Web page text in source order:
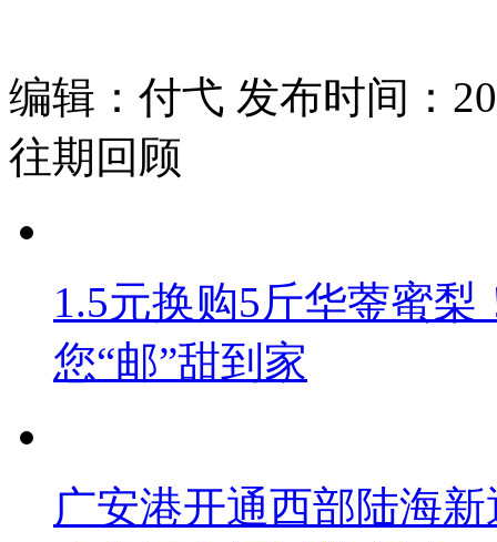
编辑：付弋 发布时间：
往期回顾
1.5元换购5斤华蓥蜜梨
您“邮”甜到家
广安港开通西部陆海